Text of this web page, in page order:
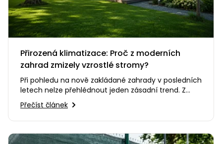
Přirozená klimatizace: Proč z moderních
zahrad zmizely vzrostlé stromy?
Při pohledu na nově zakládané zahrady v posledních
letech nelze přehlédnout jeden zásadní trend. Z
našich pozemků se…
Přečíst článek